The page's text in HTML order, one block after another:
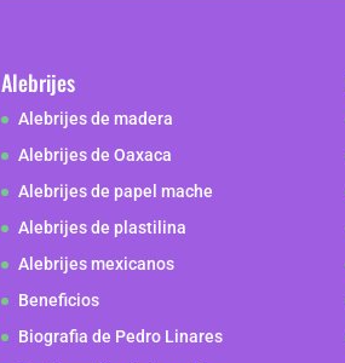
Alebrijes
Alebrijes de madera
Alebrijes de Oaxaca
Alebrijes de papel mache
Alebrijes de plastilina
Alebrijes mexicanos
Beneficios
Biografia de Pedro Linares